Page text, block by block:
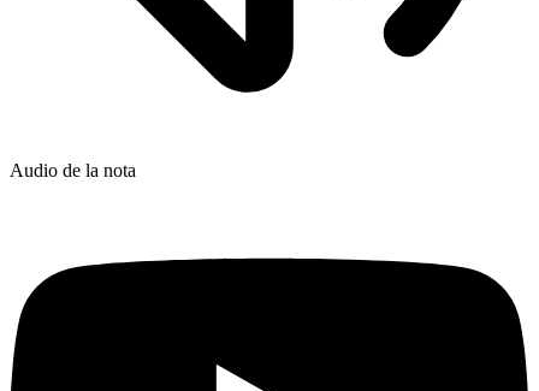
Audio de la nota